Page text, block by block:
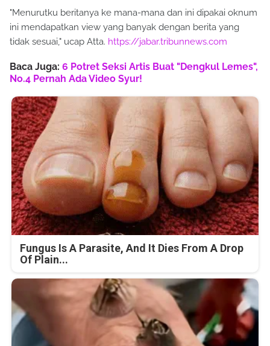
"Menurutku beritanya ke mana-mana dan ini dipakai oknum
ini mendapatkan view yang banyak dengan berita yang
tidak sesuai," ucap Atta. https://jabar.tribunnews.com
Baca Juga: 6 Potret Seksi Artis Buat "Dengkul Lemes",
No.4 Pernah Ada Video Syur!
Fungus Is A Parasite, And It Dies From A Drop
Of Plain...